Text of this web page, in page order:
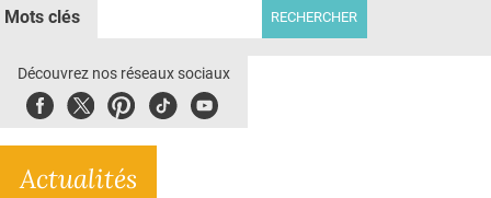
DOSSIERS
E-REVUE SAD
L'APP
Mots clés
Découvrez nos réseaux sociaux
FacebookTwitterPinterest
TiktokYoubute
Actualités